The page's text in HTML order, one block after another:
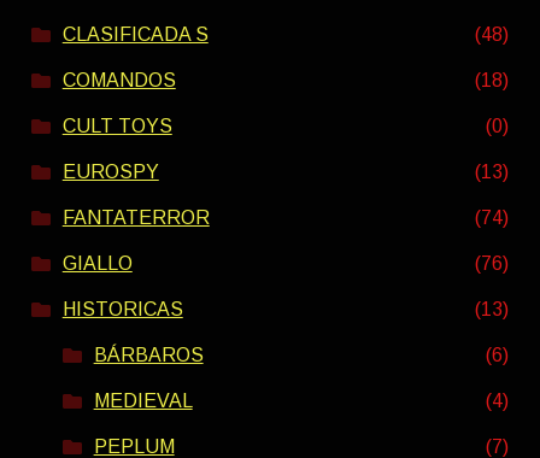
CLASIFICADA S (48)
COMANDOS (18)
CULT TOYS (0)
EUROSPY (13)
FANTATERROR (74)
GIALLO (76)
HISTORICAS (13)
BÁRBAROS (6)
MEDIEVAL (4)
PEPLUM (7)